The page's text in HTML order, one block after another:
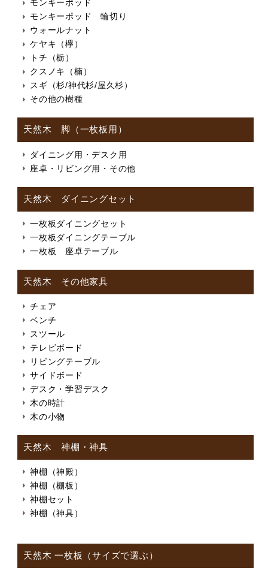
モンキーポッド
モンキーポッド 輪切り
ウォールナット
ケヤキ（欅）
トチ（栃）
クスノキ（楠）
スギ（杉/神代杉/屋久杉）
その他の樹種
天然木 脚（一枚板用）
ダイニング用・デスク用
座卓・リビング用・その他
天然木 ダイニングセット
一枚板ダイニングセット
一枚板ダイニングテーブル
一枚板 座卓テーブル
天然木 その他家具
チェア
ベンチ
スツール
テレビボード
リビングテーブル
サイドボード
デスク・学習デスク
木の時計
木の小物
天然木 神棚・神具
神棚（神殿）
神棚（棚板）
神棚セット
神棚（神具）
天然木 一枚板（サイズで選ぶ）